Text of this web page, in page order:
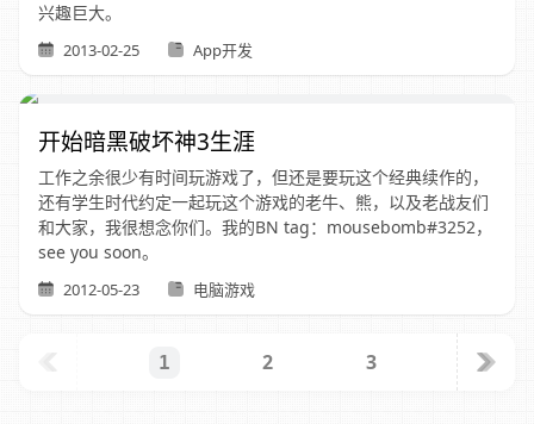
兴趣巨大。
2013-02-25 App开发
开始暗黑破坏神3生涯
工作之余很少有时间玩游戏了，但还是要玩这个经典续作的，
还有学生时代约定一起玩这个游戏的老牛、熊，以及老战友们
和大家，我很想念你们。我的BN tag：mousebomb#3252，
see you soon。
2012-05-23 电脑游戏
1 2 3